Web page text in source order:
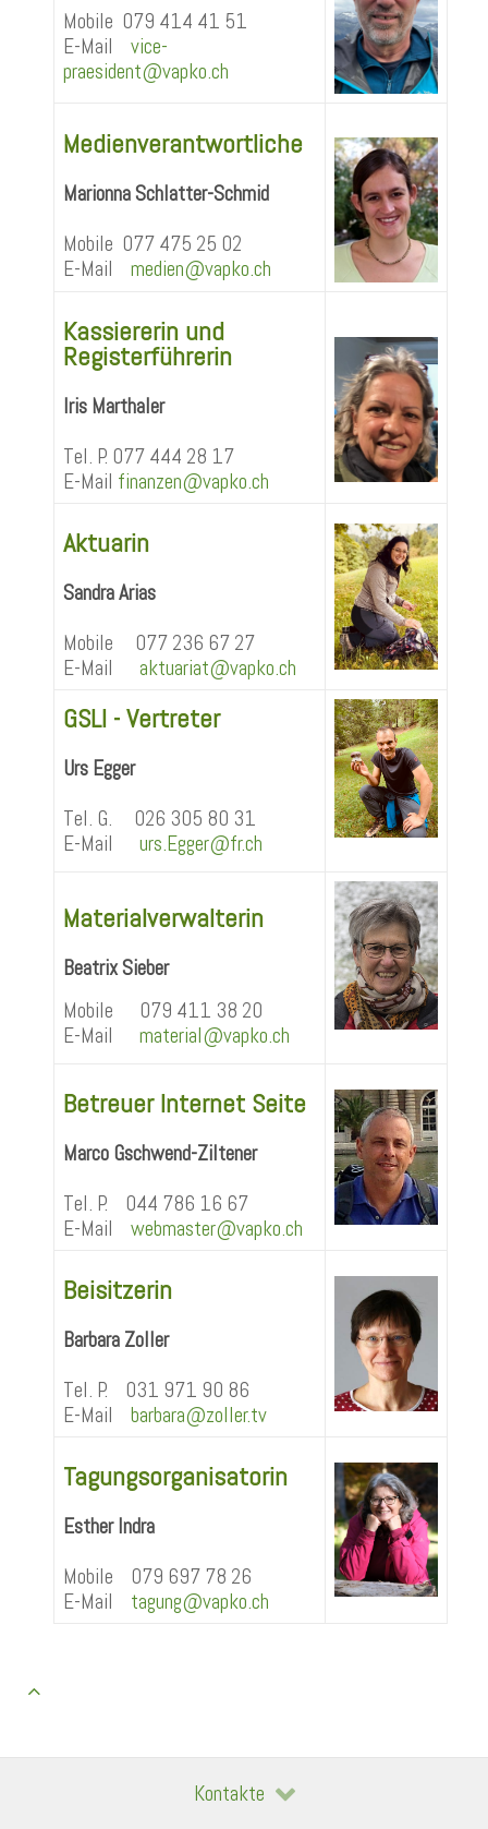
Mobile 079 414 41 51
E-Mail vice-
praesident@vapko.ch
Medienverantwortliche
Marionna Schlatter-Schmid
Mobile 077 475 25 02
E-Mail medien@vapko.ch
Kassiererin und
Registerführerin
Iris Marthaler
Tel. P. 077 444 28 17
E-Mail finanzen@vapko.ch
Aktuarin
Sandra Arias
Mobile 077 236 67 27
E-Mail aktuariat@vapko.ch
GSLI - Vertreter
Urs Egger
Tel. G. 026 305 80 31
E-Mail urs.Egger@fr.ch
Materialverwalterin
Beatrix Sieber
Mobile 079 411 38 20
E-Mail material@vapko.ch
Betreuer Internet Seite
Marco Gschwend-Ziltener
Tel. P. 044 786 16 67
E-Mail webmaster@vapko.ch
Beisitzerin
Barbara Zoller
Tel. P. 031 971 90 86
E-Mail barbara@zoller.tv
Tagungsorganisatorin
Esther Indra
Mobile 079 697 78 26
E-Mail tagung@vapko.ch
Kontakte